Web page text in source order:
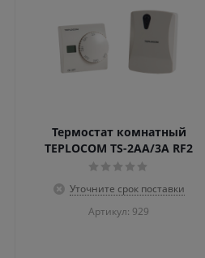
Термостат комнатный
TEPLOCOM TS-2AA/3A RF2
Уточните срок поставки
Артикул: 929